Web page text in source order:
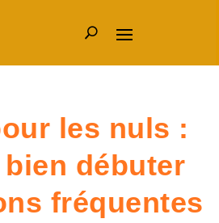
les nuls :
débuter
fréquentes